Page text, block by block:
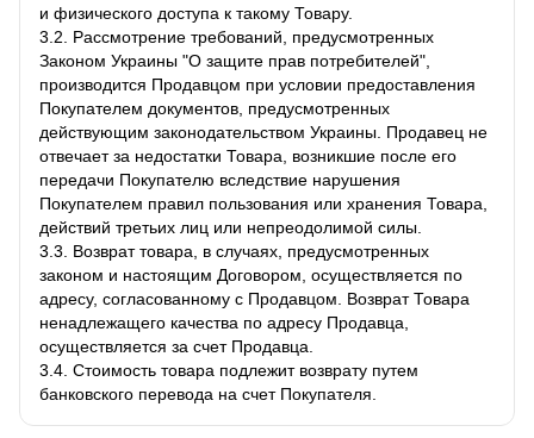
и физического доступа к такому Товару.
3.2. Рассмотрение требований, предусмотренных
Законом Украины "О защите прав потребителей",
производится Продавцом при условии предоставления
Покупателем документов, предусмотренных
действующим законодательством Украины. Продавец не
отвечает за недостатки Товара, возникшие после его
передачи Покупателю вследствие нарушения
Покупателем правил пользования или хранения Товара,
действий третьих лиц или непреодолимой силы.
3.3. Возврат товара, в случаях, предусмотренных
законом и настоящим Договором, осуществляется по
адресу, согласованному с Продавцом. Возврат Товара
ненадлежащего качества по адресу Продавца,
осуществляется за счет Продавца.
3.4. Стоимость товара подлежит возврату путем
банковского перевода на счет Покупателя.